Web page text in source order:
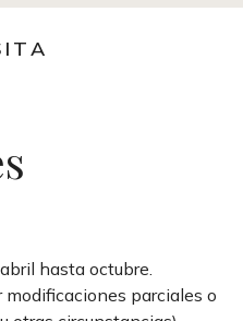
hasta octubre.
parciales o